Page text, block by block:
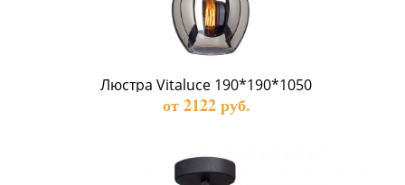
Люстра Vitaluce 190*190*1050
от 2122 руб.